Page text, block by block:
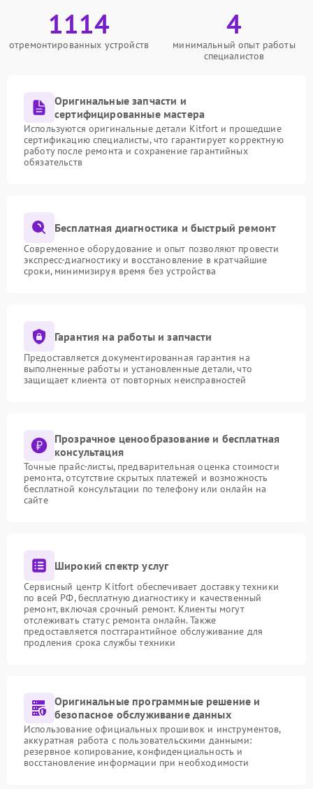
1114
отремонтированных устройств
4
минимальный опыт работы
специалистов
Оригинальные запчасти и
сертифицированные мастера
Используются оригинальные детали Kitfort и прошедшие
сертификацию специалисты, что гарантирует корректную
работу после ремонта и сохранение гарантийных
обязательств
Бесплатная диагностика и быстрый ремонт
Современное оборудование и опыт позволяют провести
экспресс-диагностику и восстановление в кратчайшие
сроки, минимизируя время без устройства
Гарантия на работы и запчасти
Предоставляется документированная гарантия на
выполненные работы и установленные детали, что
защищает клиента от повторных неисправностей
Прозрачное ценообразование и бесплатная
консультация
Точные прайс-листы, предварительная оценка стоимости
ремонта, отсутствие скрытых платежей и возможность
бесплатной консультации по телефону или онлайн на
сайте
Широкий спектр услуг
Сервисный центр Kitfort обеспечивает доставку техники
по всей РФ, бесплатную диагностику и качественный
ремонт, включая срочный ремонт. Клиенты могут
отслеживать статус ремонта онлайн. Также
предоставляется постгарантийное обслуживание для
продления срока службы техники
Оригинальные программные решение и
безопасное обслуживание данных
Использование официальных прошивок и инструментов,
аккуратная работа с пользовательскими данными:
резервное копирование, конфиденциальность и
восстановление информации при необходимости